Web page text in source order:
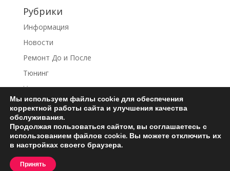
Рубрики
Информация
Новости
Ремонт До и После
Тюнинг
Услуги
Ремонт турбин
Контакты
Пользовательское соглашение
Мы используем файлы cookie для обеспечения
корректной работы сайта и улучшения качества
обслуживания.
Продолжая пользоваться сайтом, вы соглашаетесь с
использованием файлов cookie. Вы можете отключить их
в настройках своего браузера.
Принять